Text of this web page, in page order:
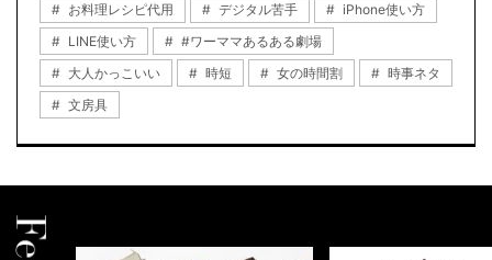
お料理レシピ代用
デジタル苦手
iPhone使い方
LINE使い方
#ワーママあるある劇場
大人かっこいい
時短 女の時間割
時事ネタ
文房具